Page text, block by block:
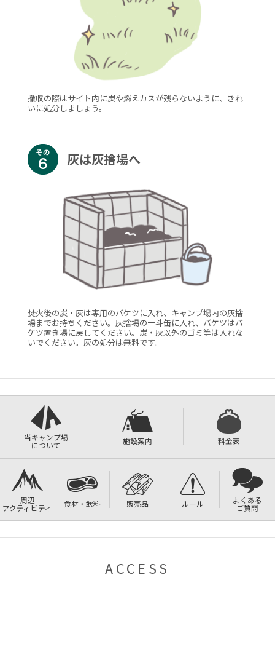
撤収の際はサイト内に炭や燃えカスが残らないように、きれ
いに処分しましょう。
灰は灰捨場へ
焚火後の炭・灰は専用のバケツに入れ、キャンプ場内の灰捨
場までお持ちください。灰捨場の一斗缶に入れ、バケツはバ
ケツ置き場に戻してください。炭・灰以外のゴミ等は入れな
いでください。灰の処分は無料です。
当キャンプ場
について 施設案内 料金表
周辺
アクティビティ 食材・飲料 販売品 ルール よくある
ご質問
ACCESS